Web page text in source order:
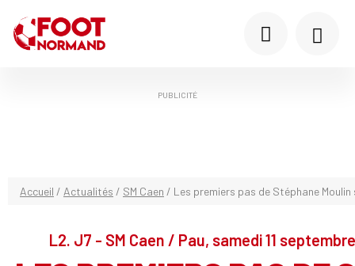
PUBLICITÉ
Accueil / Actualités / SM Caen / Les premiers pas de Stéphane
L2. J7 - SM Caen / Pau, samedi 11